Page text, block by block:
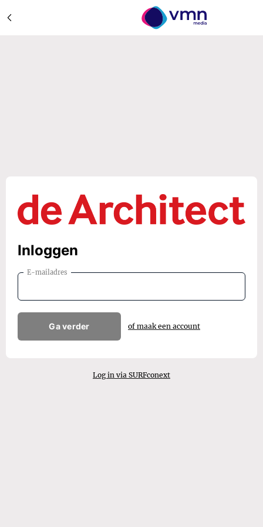
Inloggen
E-mailadres
Ga verder of maak een account
Log in via SURFconext